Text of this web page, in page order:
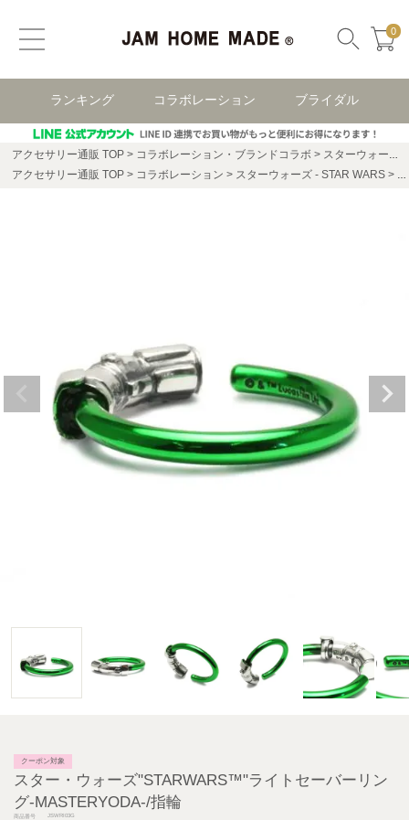
0
ランキング コラボレーション ブライダル
アクセサリー通販 TOP コラボレーション・ブランドコラボ
スターウォーズ(STAR WARS)
アクセサリー通販 TOP
コラボレーション スターウォーズ - STAR WARS
クーポン対象
スター・ウォーズ"STARWARS™"ライトセーバーリン
グ-MASTERYODA-/指輪
商品番号 JSWRI03G